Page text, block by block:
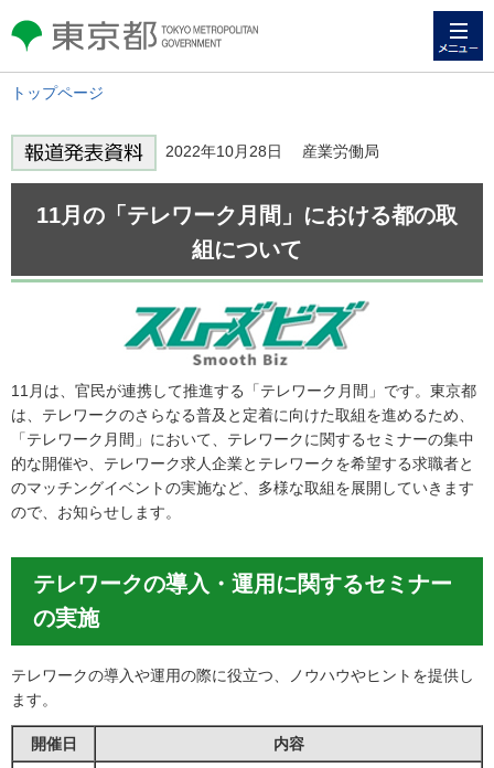
東京都 TOKYO METROPOLITAN
GOVERNMENT
トップページ
2022年10月28日 産業労働局
11月の「テレワーク月間」における都の取
組について
11月は、官民が連携して推進する「テレワーク月間」です。東京都
は、テレワークのさらなる普及と定着に向けた取組を進めるため、
「テレワーク月間」において、テレワークに関するセミナーの集中
的な開催や、テレワーク求人企業とテレワークを希望する求職者と
のマッチングイベントの実施など、多様な取組を展開していきます
ので、お知らせします。
テレワークの導入・運用に関するセミナー
の実施
テレワークの導入や運用の際に役立つ、ノウハウやヒントを提供し
ます。
開催日
内容